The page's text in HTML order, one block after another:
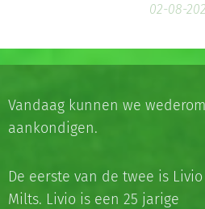
02-08-
Vandaag kunnen we
aankondigen.
De eerste van de twee is Livio
Milts. Livio is een 25 jarige